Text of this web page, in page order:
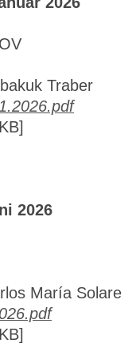
Traber
2026
María Solare